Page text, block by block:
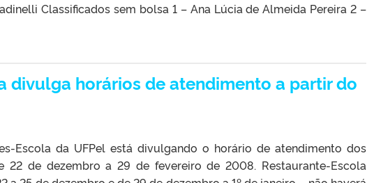
Classificados sem bolsa 1 – Ana Lúcia de Almeida Pereira 2 –
divulga horários de atendimento a partir do
Escola da UFPel está divulgando o horário de atendimento dos
22 de dezembro a 29 de fevereiro de 2008. Restaurante-Escola